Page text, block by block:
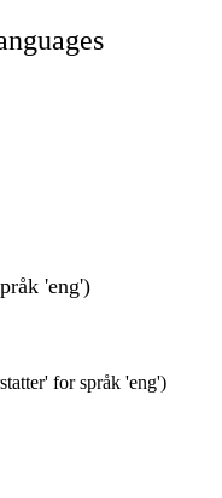
'eng')
for språk 'eng')